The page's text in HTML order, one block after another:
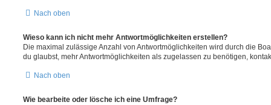
Nach oben
Wieso kann ich nicht mehr Antwortmöglichkeiten erstellen?
Die maximal zulässige Anzahl von Antwortmöglichkeiten wird durch die
du glaubst, mehr Antwortmöglichkeiten als zugelassen zu benötigen,
Nach oben
Wie bearbeite oder lösche ich eine Umfrage?